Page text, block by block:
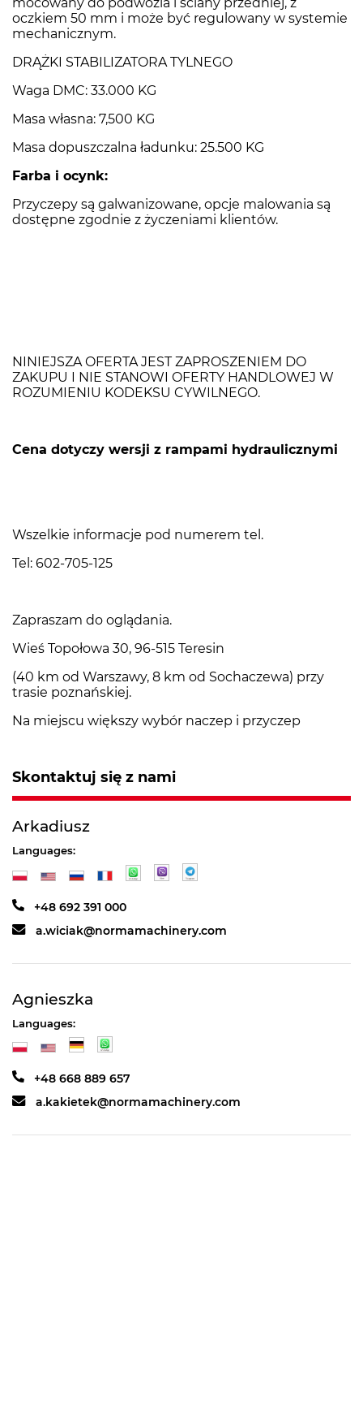
oczkiem 50 mm i może być regulowany w systemie
mechanicznym.
DRĄŻKI STABILIZATORA TYLNEGO
Waga DMC: 33.000 KG
Masa własna: 7,500 KG
Masa dopuszczalna ładunku: 25.500 KG
Farba i ocynk:
Przyczepy są galwanizowane, opcje malowania są
dostępne zgodnie z życzeniami klientów.
NINIEJSZA OFERTA JEST ZAPROSZENIEM DO
ZAKUPU I NIE STANOWI OFERTY HANDLOWEJ W
ROZUMIENIU KODEKSU CYWILNEGO.
Cena dotyczy wersji z rampami hydraulicznymi
Wszelkie informacje pod numerem tel.
Tel: 602-705-125
Zapraszam do oglądania.
Wieś Topołowa 30, 96-515 Teresin
(40 km od Warszawy, 8 km od Sochaczewa) przy
trasie poznańskiej.
Na miejscu większy wybór naczep i przyczep
Skontaktuj się z nami
Arkadiusz
Languages:
+48 692 391 000
a.wiciak@normamachinery.com
Agnieszka
Languages:
+48 668 889 657
a.kakietek@normamachinery.com